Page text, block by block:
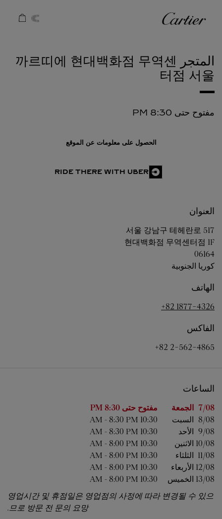
كارتييه
المتجر 까르띠에 현대백화점 무역센
터점 서울
مفتوح حتى 8:30 PM
الحصول على معلومات عن الموقع
RIDE THERE WITH UBER
العنوان
서울 강남구 테헤란로 517
현대백화점 무역센터점 1F
06164
كوريا الجنوبية
الهاتف
+82 1877-4326
الفاكس
+82 2-562-4865
الساعات
اليوم من الأسبوع الساعات 7/08 الجمعة مفتوح حتى 8:30 PM
8/08 السبت 10:30 AM
- 8:30 PM
9/08 الأحد 10:30 AM
- 8:30 PM
10/08 الاثنين 10:30 AM
- 8:00 PM
11/08 الثلثاء 10:30 AM
- 8:00 PM
12/08 الأربعاء 10:30 AM
- 8:00 PM
13/08 الخميس 10:30 AM
- 8:00 PM
영업시간 및 휴점일은 영업점의 사정에 따라 변경될 수 있으
므로 방문 전 문의 요망.